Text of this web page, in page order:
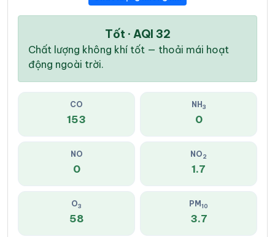
Tốt · AQI 32
Chất lượng không khí tốt — thoải mái hoạt
động ngoài trời.
CO
153
NH 3
0
NO
0
NO2
1.7
O3
58
PM 10
3.7